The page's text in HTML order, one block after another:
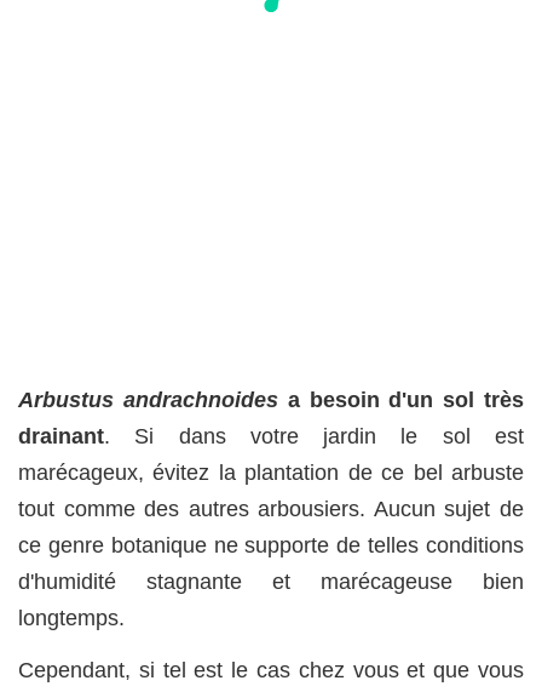
Arbustus andrachnoidesa besoin d'un sol très
drainant. Si dans votre jardin le sol est
marécageux, évitez la plantation de ce bel arbuste
tout comme des autres arbousiers. Aucun sujet de
ce genre botanique ne supporte de telles conditions
d'humidité stagnante et marécageuse bien
longtemps.
Cependant, si tel est le cas chez vous et que vous